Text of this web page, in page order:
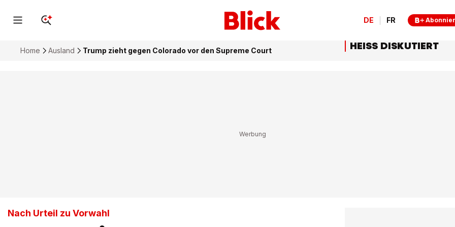
DE FR
Home Ausland Trump zieht gegen Colorado vor den Supreme Court
Nach Urteil zu Vorwahl
HEISS DISKUTIERT